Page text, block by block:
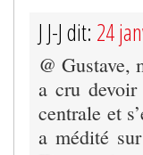
J J-J dit: 24
@
a cru
centrale et
a médité